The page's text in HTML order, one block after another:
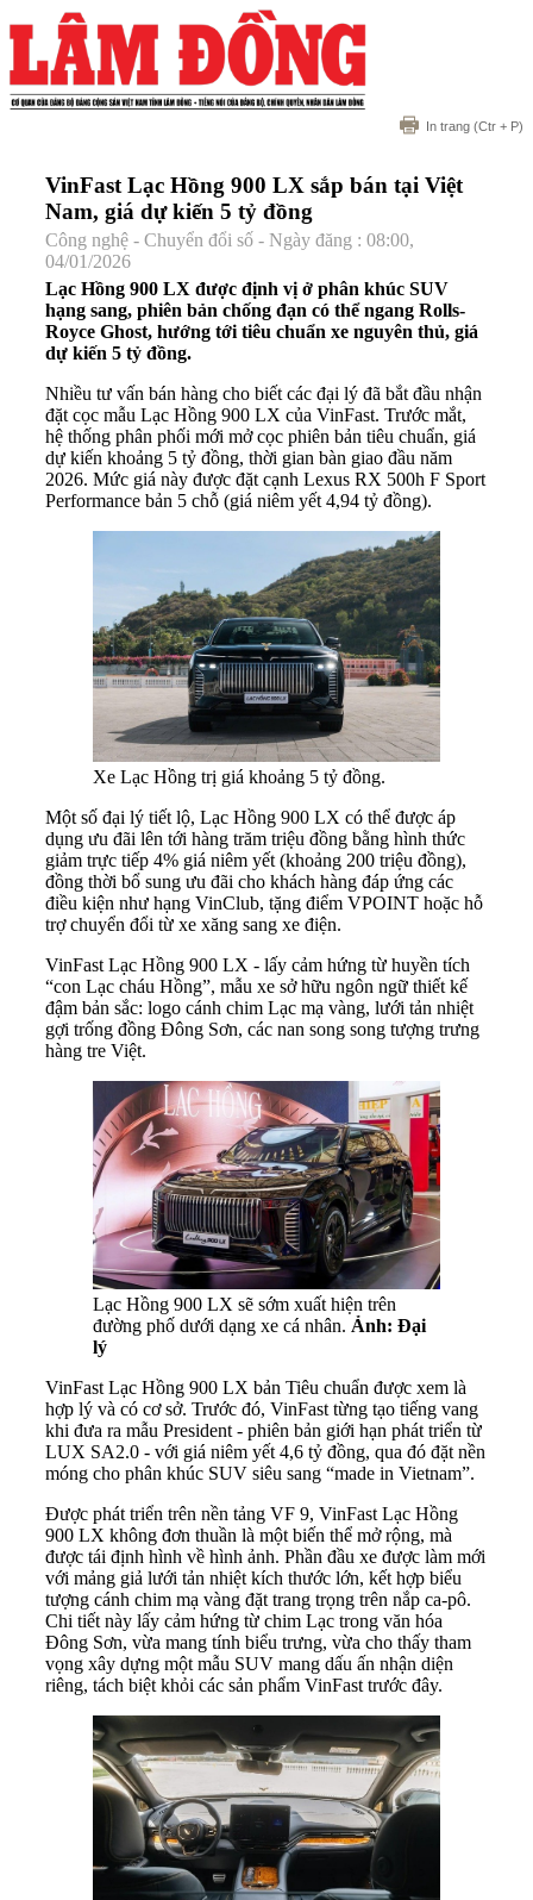
In trang (Ctr + P)
VinFast Lạc Hồng 900 LX sắp bán tại Việt
Nam, giá dự kiến 5 tỷ đồng
Công nghệ - Chuyển đổi số - Ngày đăng : 08:00,
04/01/2026
Lạc Hồng 900 LX được định vị ở phân khúc SUV
hạng sang, phiên bản chống đạn có thể ngang Rolls-
Royce Ghost, hướng tới tiêu chuẩn xe nguyên thủ, giá
dự kiến 5 tỷ đồng.
Nhiều tư vấn bán hàng cho biết các đại lý đã bắt đầu nhận
đặt cọc mẫu Lạc Hồng 900 LX của VinFast. Trước mắt,
hệ thống phân phối mới mở cọc phiên bản tiêu chuẩn, giá
dự kiến khoảng 5 tỷ đồng, thời gian bàn giao đầu năm
2026. Mức giá này được đặt cạnh Lexus RX 500h F Sport
Performance bản 5 chỗ (giá niêm yết 4,94 tỷ đồng).
Xe Lạc Hồng trị giá khoảng 5 tỷ đồng.
Một số đại lý tiết lộ, Lạc Hồng 900 LX có thể được áp
dụng ưu đãi lên tới hàng trăm triệu đồng bằng hình thức
giảm trực tiếp 4% giá niêm yết (khoảng 200 triệu đồng),
đồng thời bổ sung ưu đãi cho khách hàng đáp ứng các
điều kiện như hạng VinClub, tặng điểm VPOINT hoặc hỗ
trợ chuyển đổi từ xe xăng sang xe điện.
VinFast Lạc Hồng 900 LX - lấy cảm hứng từ huyền tích
“con Lạc cháu Hồng”, mẫu xe sở hữu ngôn ngữ thiết kế
đậm bản sắc: logo cánh chim Lạc mạ vàng, lưới tản nhiệt
gợi trống đồng Đông Sơn, các nan song song tượng trưng
hàng tre Việt.
Lạc Hồng 900 LX sẽ sớm xuất hiện trên
đường phố dưới dạng xe cá nhân. Ảnh: Đại
lý
VinFast Lạc Hồng 900 LX bản Tiêu chuẩn được xem là
hợp lý và có cơ sở. Trước đó, VinFast từng tạo tiếng vang
khi đưa ra mẫu President - phiên bản giới hạn phát triển từ
LUX SA2.0 - với giá niêm yết 4,6 tỷ đồng, qua đó đặt nền
móng cho phân khúc SUV siêu sang “made in Vietnam”.
Được phát triển trên nền tảng VF 9, VinFast Lạc Hồng
900 LX không đơn thuần là một biến thể mở rộng, mà
được tái định hình về hình ảnh. Phần đầu xe được làm mới
với mảng giả lưới tản nhiệt kích thước lớn, kết hợp biểu
tượng cánh chim mạ vàng đặt trang trọng trên nắp ca-pô.
Chi tiết này lấy cảm hứng từ chim Lạc trong văn hóa
Đông Sơn, vừa mang tính biểu trưng, vừa cho thấy tham
vọng xây dựng một mẫu SUV mang dấu ấn nhận diện
riêng, tách biệt khỏi các sản phẩm VinFast trước đây.